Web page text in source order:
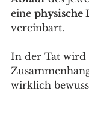
eine physische
vereinbart.
In der Tat wird
wirklich